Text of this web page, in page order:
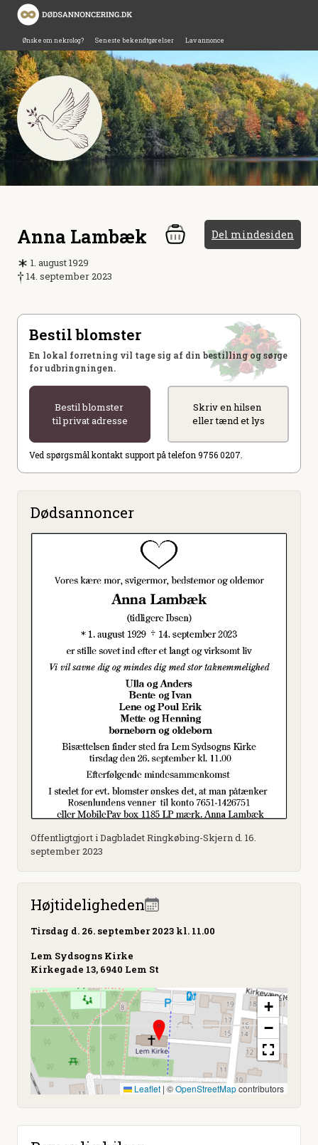
Ønske om nekrolog? Seneste bekendtgørelser Lav annonce
Anna Lambæk Del mindesiden
1. august 1929
14. september 2023
Bestil blomster
En lokal forretning vil tage sig af din bestilling og sørge
for udbringningen.
Bestil blomster
til privat adresse
Skriv en hilsen
eller tænd et lys
Ved spørgsmål kontakt support på telefon 9756 0207.
Dødsannoncer
Offentligtgjort i Dagbladet Ringkøbing-Skjern d. 16.
september 2023
Højtideligheden
Tirsdag d. 26. september 2023 kl. 11.00
Lem Sydsogns Kirke
Kirkegade 13, 6940 Lem St
+
−
Leaflet | ©OpenStreetMapcontributors